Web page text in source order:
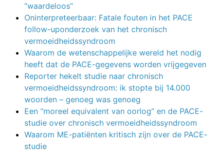
“waardeloos”
Oninterpreteerbaar: Fatale fouten in het PACE
follow-uponderzoek van het chronisch
vermoeidheidssyndroom
Waarom de wetenschappelijke wereld het nodig
heeft dat de PACE-gegevens worden vrijgegeven
Reporter hekelt studie naar chronisch
vermoeidheidssyndroom: ik stopte bij 14.000
woorden – genoeg was genoeg
Een “moreel equivalent van oorlog” en de PACE-
studie over chronisch vermoeidheidssyndroom
Waarom ME-patiënten kritisch zijn over de PACE-
studie